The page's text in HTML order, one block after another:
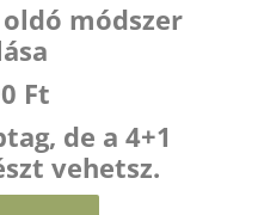
módszer
Ft
de a 4+1
vehetsz.